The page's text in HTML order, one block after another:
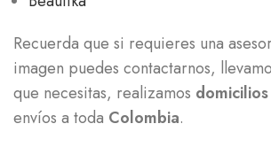
Recuerda que si requieres una
imagen puedes contactarnos,
que necesitas, realizamos domicilios
envíos a toda Colombia.